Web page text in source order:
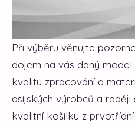
Při výběru věnujte
dojem na vás daný
kvalitu zpracování a
asijských výrobců a raději
kvalitní košilku z